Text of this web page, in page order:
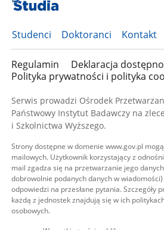
Studenci Doktoranci Kontakt
Regulamin
Deklaracja
Polityka prywatności i polityka
Serwis prowadzi Ośrodek
Państwowy Instytut Badawczy na
i Szkolnictwa Wyższego.
Strony dostępne w domenie www.gov.pl
mailowych. Użytkownik korzystający z
mail zgadza się na przetwarzanie jego
dobrowolnie podanych danych w wiadomości)
odpowiedzi na przesłane pytania. Szczegóły
każdą z jednostek znajdują się w ich
osobowych.